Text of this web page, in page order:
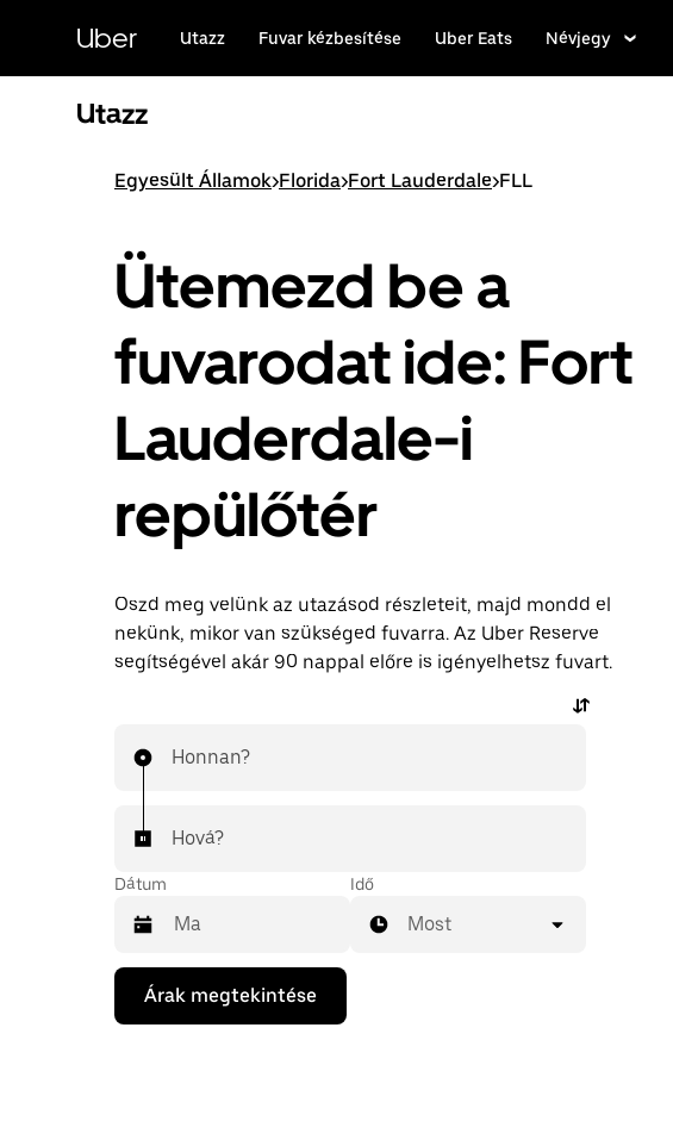
tartalomra
Uber Utazz Fuvar kézbesítése Uber Eats Névjegy
Utazz
Egyesült Államok>Florida>Fort Lauderdale>FLL
Ütemezd be a
fuvarodat ide: Fort
Lauderdale-i
repülőtér
Oszd meg velünk az utazásod részleteit, majd mondd el
nekünk, mikor van szükséged fuvarra. Az Uber Reserve
segítségével akár 90 nappal előre is igényelhetsz fuvart.
Honnan?
Hová?
Dátum
A
lefelé
mutató
Idő
Most
Árak megtekintése